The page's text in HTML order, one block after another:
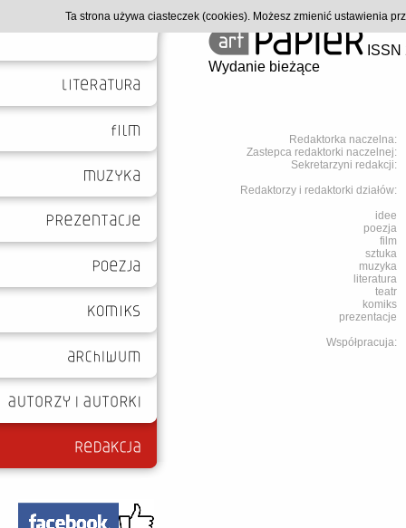
Wydanie bieżące
Redaktorka naczelna:
Zastepca redaktorki naczelnej:
Sekretarzyni redakcji:
Redaktorzy i redaktorki działów:
idee
poezja
film
sztuka
muzyka
literatura
teatr
komiks
prezentacje
Współpracuja:
Ta strona używa ciasteczek (cookies). Możesz zmienić ustawienia